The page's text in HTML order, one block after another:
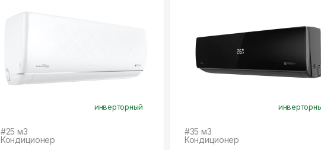
инверторный
#25 м3
Кондиционер
#35 м3
Кондиционер